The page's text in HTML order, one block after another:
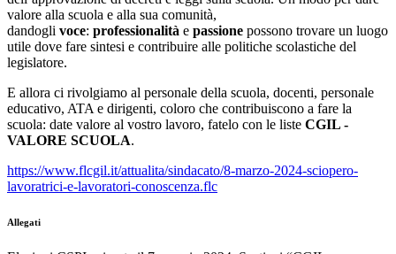
valore alla scuola e alla sua comunità,
dandogli voce: professionalità e passione possono trovare un luogo
utile dove fare sintesi e contribuire alle politiche scolastiche del
legislatore.
E allora ci rivolgiamo al personale della scuola, docenti, personale
educativo, ATA e dirigenti, coloro che contribuiscono a fare la
scuola: date valore al vostro lavoro, fatelo con le liste CGIL -
VALORE SCUOLA.
https://www.flcgil.it/attualita/sindacato/8-marzo-2024-sciopero-
lavoratrici-e-lavoratori-conoscenza.flc
Allegati